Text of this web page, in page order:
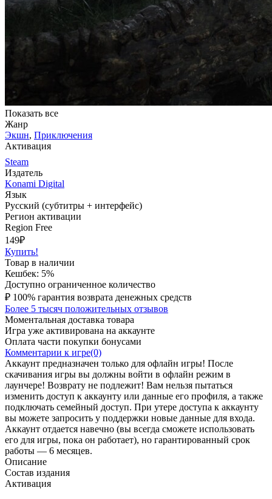
Показать все
Жанр
Экшн, Приключения
Активация
Steam
Издатель
Konami Digital
Язык
Русский (субтитры + интерфейс)
Регион активации
Region Free
149₽
Купить!
Товар в наличии
Кешбек: 5%
Доступно ограниченное количество
₽ 100% гарантия возврата денежных средств
Более 5 тысяч положительных отзывов
Моментальная доставка товара
Игра уже активирована на аккаунте
Оплата части покупки бонусами
Комментарии к игре(0)
Аккаунт предназначен только для офлайн игры! После
скачивания игры вы должны войти в офлайн режим в
лаунчере! Возврату не подлежит! Вам нельзя пытаться
изменить доступ к аккаунту или данные его профиля, а также
подключать семейный доступ. При утере доступа к аккаунту
вы можете запросить у поддержки новые данные для входа.
Аккаунт отдается навечно (вы всегда сможете использовать
его для игры, пока он работает), но гарантированный срок
работы — 6 месяцев.
Описание
Состав издания
Активация